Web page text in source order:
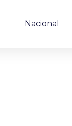
Nacional